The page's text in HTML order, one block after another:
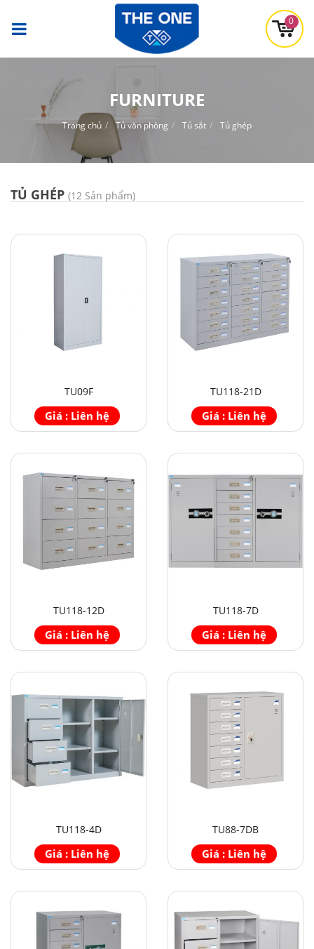
0
FURNITURE
Trang chủ Tủ văn phòng Tủ sắt Tủ ghép
TỦ GHÉP (12 Sản phẩm)
TU09F
Giá : Liên hệ
TU118-21D
Giá : Liên hệ
TU118-12D
Giá : Liên hệ
TU118-7D
Giá : Liên hệ
TU118-4D
Giá : Liên hệ
TU88-7DB
Giá : Liên hệ